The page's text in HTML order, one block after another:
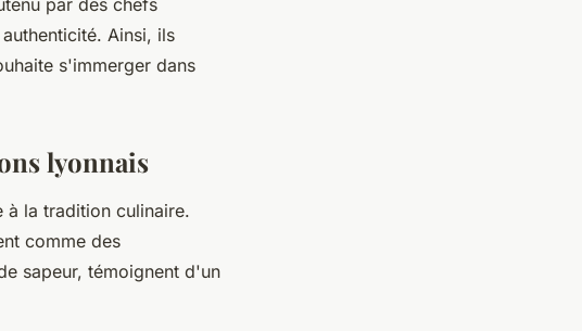
par des chefs
Ainsi, ils
s'immerger dans
lyonnais
à la tradition culinaire.
comme des
sapeur, témoignent d'un